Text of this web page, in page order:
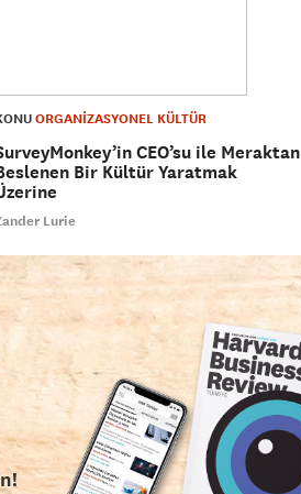
ORGANİZASYONEL KÜLTÜR
CEO’su ile Meraktan
Bir Kültür Yaratmak
Lurie